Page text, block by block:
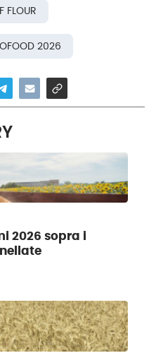
FLOUR
2026
2026 sopra i